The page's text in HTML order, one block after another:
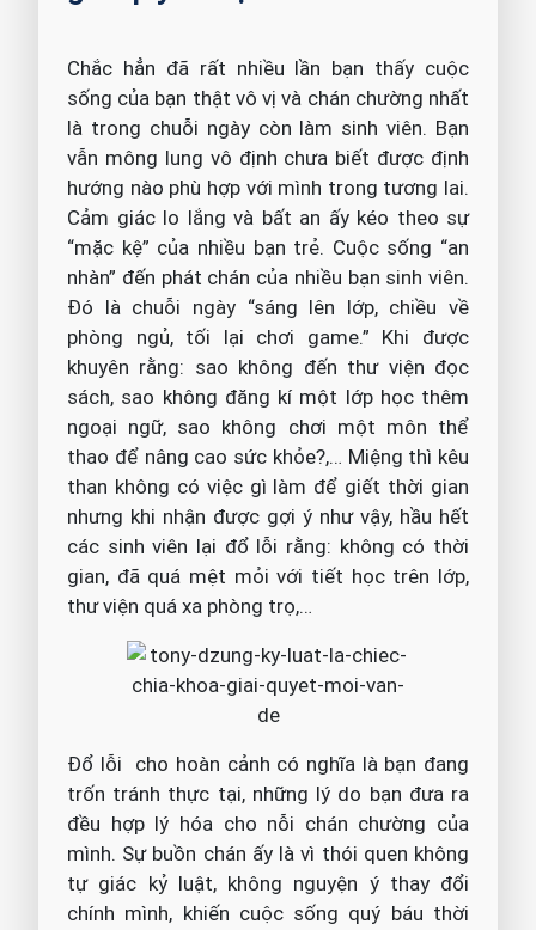
Chắc hẳn đã rất nhiều lần bạn thấy cuộc
sống của bạn thật vô vị và chán chường nhất
là trong chuỗi ngày còn làm sinh viên. Bạn
vẫn mông lung vô định chưa biết được định
hướng nào phù hợp với mình trong tương lai.
Cảm giác lo lắng và bất an ấy kéo theo sự
“mặc kệ” của nhiều bạn trẻ. Cuộc sống “an
nhàn” đến phát chán của nhiều bạn sinh viên.
Đó là chuỗi ngày “sáng lên lớp, chiều về
phòng ngủ, tối lại chơi game.” Khi được
khuyên rằng: sao không đến thư viện đọc
sách, sao không đăng kí một lớp học thêm
ngoại ngữ, sao không chơi một môn thể
thao để nâng cao sức khỏe?,… Miệng thì kêu
than không có việc gì làm để giết thời gian
nhưng khi nhận được gợi ý như vậy, hầu hết
các sinh viên lại đổ lỗi rằng: không có thời
gian, đã quá mệt mỏi với tiết học trên lớp,
thư viện quá xa phòng trọ,…
Đổ lỗi cho hoàn cảnh có nghĩa là bạn đang
trốn tránh thực tại, những lý do bạn đưa ra
đều hợp lý hóa cho nỗi chán chường của
mình. Sự buồn chán ấy là vì thói quen không
tự giác kỷ luật, không nguyện ý thay đổi
chính mình, khiến cuộc sống quý báu thời